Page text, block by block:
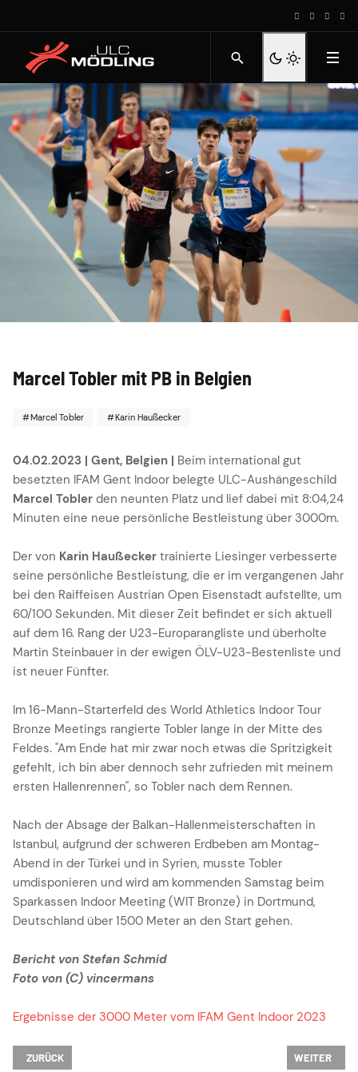
Marcel Tobler mit PB in Belgien
Marcel Tobler Karin Haußecker
04.02.2023 | Gent, Belgien | Beim international gut
besetzten IFAM Gent Indoor belegte ULC-Aushängeschild
Marcel Tobler den neunten Platz und lief dabei mit 8:04,24
Minuten eine neue persönliche Bestleistung über 3000m.
Der von Karin Haußecker trainierte Liesinger verbesserte
seine persönliche Bestleistung, die er im vergangenen Jahr
bei den Raiffeisen Austrian Open Eisenstadt aufstellte, um
60/100 Sekunden. Mit dieser Zeit befindet er sich aktuell
auf dem 16. Rang der U23-Europarangliste und überholte
Martin Steinbauer in der ewigen ÖLV-U23-Bestenliste und
ist neuer Fünfter.
Im 16-Mann-Starterfeld des World Athletics Indoor Tour
Bronze Meetings rangierte Tobler lange in der Mitte des
Feldes. "Am Ende hat mir zwar noch etwas die Spritzigkeit
gefehlt, ich bin aber dennoch sehr zufrieden mit meinem
ersten Hallenrennen", so Tobler nach dem Rennen.
Nach der Absage der Balkan-Hallenmeisterschaften in
Istanbul, aufgrund der schweren Erdbeben am Montag-
Abend in der Türkei und in Syrien, musste Tobler
umdisponieren und wird am kommenden Samstag beim
Sparkassen Indoor Meeting (WIT Bronze) in Dortmund,
Deutschland über 1500 Meter an den Start gehen.
Bericht von Stefan Schmid
Foto von (C) vincermans
Ergebnisse der 3000 Meter vom IFAM Gent Indoor 2023
VORHERIGER BEITRAG: CHRISTINA UND NONO EROBERN EDELMETALL
ZURÜCK NÄCHSTER
WEITER